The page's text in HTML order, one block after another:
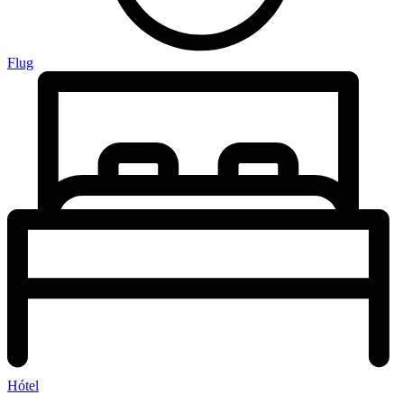
Flug
Hótel